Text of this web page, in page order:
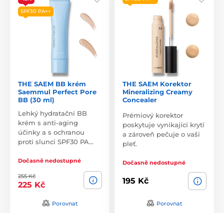
SPF30 PA++
THE SAEM BB krém
Saemmul Perfect Pore
BB (30 ml)
Lehký hydratační BB
krém s anti-aging
účinky a s ochranou
proti slunci SPF30 PA…
Dočasně nedostupné
255 Kč
225 Kč
Porovnat
THE SAEM Korektor
Mineralizing Creamy
Concealer
Prémiový korektor
poskytuje vynikající krytí
a zároveň pečuje o vaši
pleť.
Dočasně nedostupné
195 Kč
Porovnat